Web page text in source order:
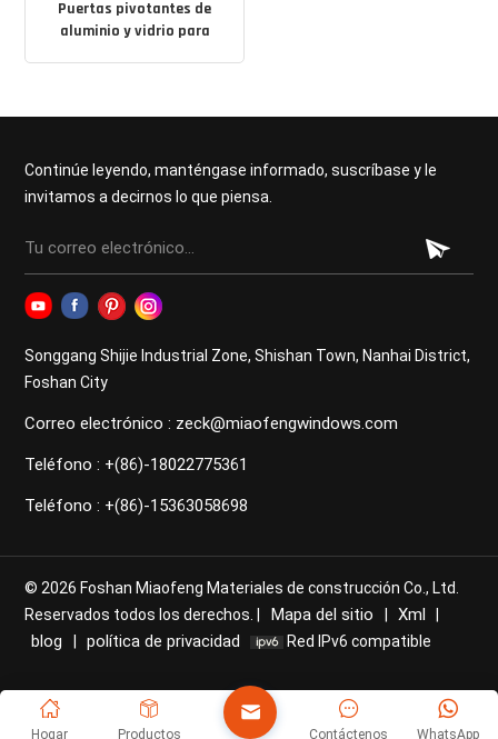
Puertas pivotantes de
aluminio y vidrio para
Continúe leyendo, manténgase informado, suscríbase y le
invitamos a decirnos lo que piensa.
Songgang Shijie Industrial Zone, Shishan Town, Nanhai District,
Foshan City
Correo electrónico : zeck@miaofengwindows.com
Teléfono : +(86)-18022775361
Teléfono : +(86)-15363058698
© 2026 Foshan Miaofeng Materiales de construcción Co., Ltd.
Reservados todos los derechos. |
Mapa del sitio Xml
blog política de privacidad Red IPv6 compatible
Hogar Productos WhatsApp
Contáctenos